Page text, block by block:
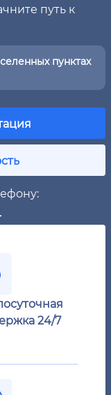
путь к
пунктах
24/7